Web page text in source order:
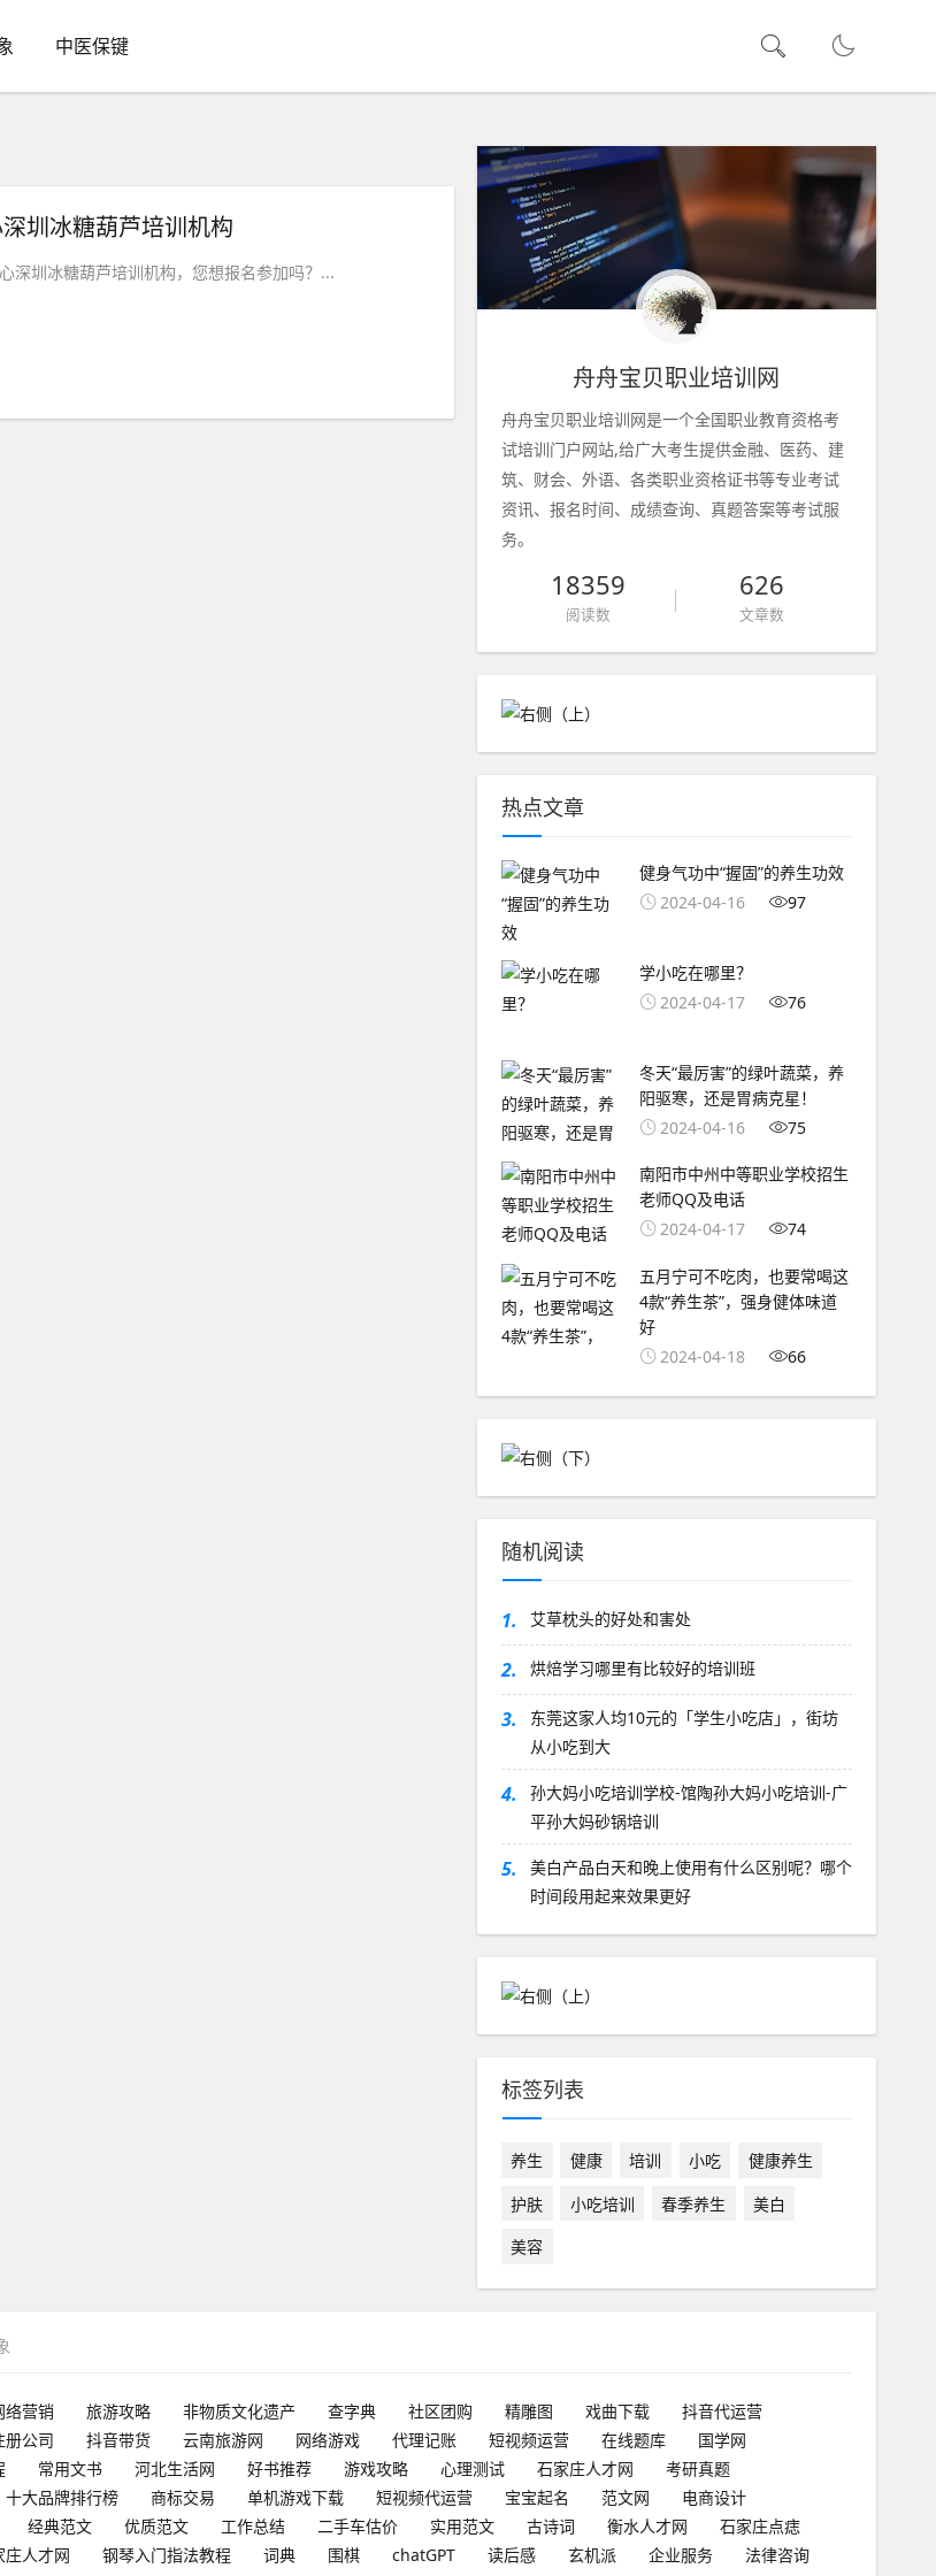
中医保键
圳冰糖葫芦培训机构
深圳冰糖葫芦培训机构，您想报名参加吗？...
舟舟宝贝职业培训网
舟舟宝贝职业培训网是一个全国职业教育资格考
试培训门户网站,给广大考生提供金融、医药、建
筑、财会、外语、各类职业资格证书等专业考试
资讯、报名时间、成绩查询、真题答案等考试服
务。
18359
阅读数
626
文章数
热点文章
健身气功中“握固”的养生功效
2024-04-16
97
学小吃在哪里？
2024-04-17
76
冬天“最厉害”的绿叶蔬菜，养
阳驱寒，还是胃病克星！
2024-04-16
75
南阳市中州中等职业学校招生
老师QQ及电话
2024-04-17
74
五月宁可不吃肉，也要常喝这
4款“养生茶”，强身健体味道
好
2024-04-18
66
随机阅读
1. 艾草枕头的好处和害处
2. 烘焙学习哪里有比较好的培训班
3.
东莞这家人均10元的「学生小吃店​」，街坊
从小吃到大
4.
孙大妈小吃培训学校-馆陶孙大妈小吃培训-广
平孙大妈砂锅培训
5.
美白产品白天和晚上使用有什么区别呢？哪个
时间段用起来效果更好
标签列表
养生 健康 培训 小吃
健康养生
护肤
小吃培训 春季养生
美白
美容
络营销 旅游攻略 非物质文化遗产 查字典 社区团购 精雕图 戏曲下载
抖音代运营
册公司 抖音带货 云南旅游网 网络游戏 代理记账 短视频运营 在线题库
国学网
常用文书 河北生活网 好书推荐 游戏攻略 心理测试 石家庄人才网
考研真题
十大品牌排行榜 商标交易 单机游戏下载 短视频代运营 宝宝起名 范文网
电商设计
经典范文 优质范文 工作总结 二手车估价 实用范文 古诗词 衡水人才网
石家庄点痣
庄人才网 钢琴入门指法教程 词典 围棋 chatGPT 读后感 玄机派 企业服务
法律咨询